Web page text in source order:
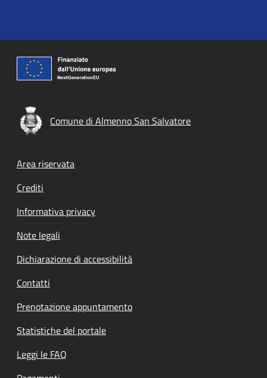
Comune di Almenno San Salvatore
Footer menu
Area riservata
Crediti
Informativa privacy
Note legali
Dichiarazione di accessibilità
Contatti
Prenotazione appuntamento
Statistiche del portale
Leggi le FAQ